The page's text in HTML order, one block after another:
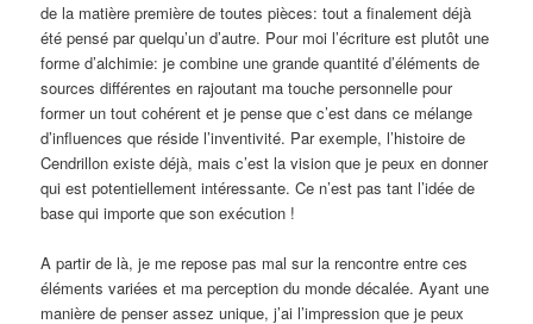
de la matière première de toutes pièces: tout a finalement déjà
été pensé par quelqu’un d’autre. Pour moi l’écriture est plutôt une
forme d’alchimie: je combine une grande quantité d’éléments de
sources différentes en rajoutant ma touche personnelle pour
former un tout cohérent et je pense que c’est dans ce mélange
d’influences que réside l’inventivité. Par exemple, l’histoire de
Cendrillon existe déjà, mais c’est la vision que je peux en donner
qui est potentiellement intéressante. Ce n’est pas tant l’idée de
base qui importe que son exécution !
A partir de là, je me repose pas mal sur la rencontre entre ces
éléments variées et ma perception du monde décalée. Ayant une
manière de penser assez unique, j’ai l’impression que je peux